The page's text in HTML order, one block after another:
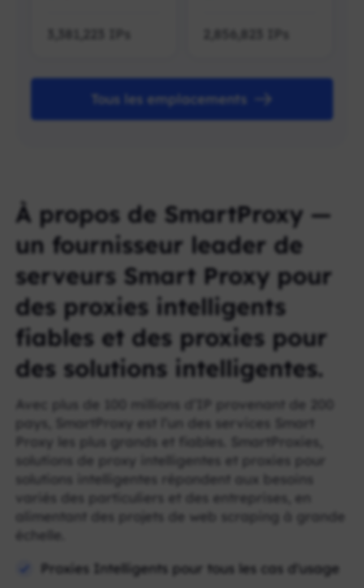
3,381,223 2,856,823
Tous les emplacements
À propos de SmartProxy —
un fournisseur leader de
serveurs Smart Proxy pour
des proxies intelligents
fiables et des proxies pour
des solutions intelligentes.
Avec plus de 100 millions d’IP provenant de 200
pays, SmartProxy est l’un des services Smart
Proxy les plus grands et fiables. SmartProxies,
solutions de proxy intelligentes et proxies pour
solutions intelligentes répondent aux besoins
variés des particuliers et des entreprises, en
alimentant des projets de web scraping à grande
échelle.
Proxies Intelligents pour tous les cas d'usage